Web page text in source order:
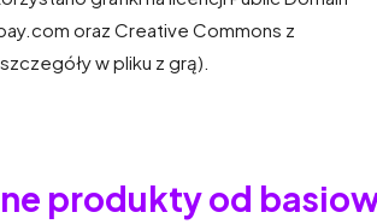
oraz Creative Commons z
w pliku z grą).
produkty od